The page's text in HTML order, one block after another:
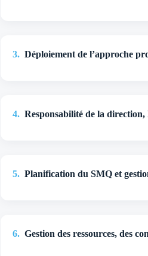
3. Déploiement de l’approche
4. Responsabilité de la
5. Planification du SMQ et
6. Gestion des ressources, des